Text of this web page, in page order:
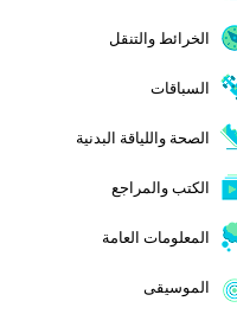
الخرائط والتنقل
السباقات
الصحة واللياقة البدنية
الكتب والمراجع
المعلومات العامة
الموسيقى